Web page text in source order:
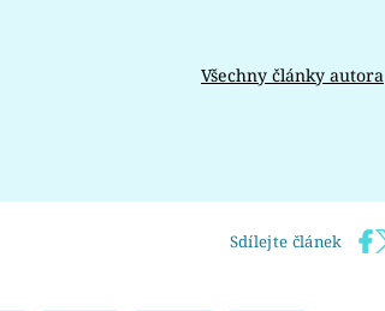
Všechny články autora
Sdílejte článek